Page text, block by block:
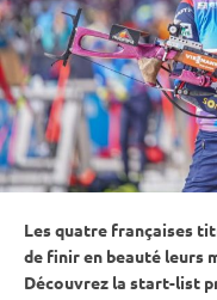
Les quatre françaises
de finir en beauté leurs
Découvrez la start-list